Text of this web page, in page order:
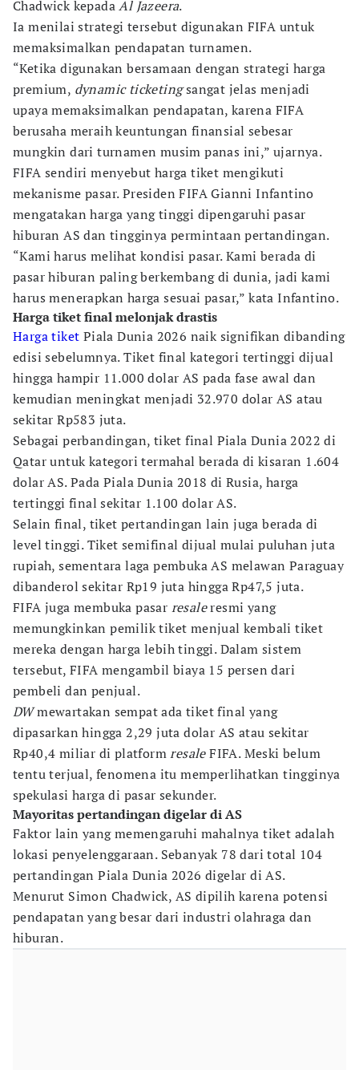
Chadwick kepadaAl Jazeera.
Ia menilai strategi tersebut digunakan FIFA untuk
memaksimalkan pendapatan turnamen.
“Ketika digunakan bersamaan dengan strategi harga
premium, dynamic ticketingsangat jelas menjadi
upaya memaksimalkan pendapatan, karena FIFA
berusaha meraih keuntungan finansial sebesar
mungkin dari turnamen musim panas ini,” ujarnya.
FIFA sendiri menyebut harga tiket mengikuti
mekanisme pasar. Presiden FIFA Gianni Infantino
mengatakan harga yang tinggi dipengaruhi pasar
hiburan AS dan tingginya permintaan pertandingan.
“Kami harus melihat kondisi pasar. Kami berada di
pasar hiburan paling berkembang di dunia, jadi kami
harus menerapkan harga sesuai pasar,” kata Infantino.
Harga tiket final melonjak drastis
Harga tiket Piala Dunia 2026 naik signifikan dibanding
edisi sebelumnya. Tiket final kategori tertinggi dijual
hingga hampir 11.000 dolar AS pada fase awal dan
kemudian meningkat menjadi 32.970 dolar AS atau
sekitar Rp583 juta.
Sebagai perbandingan, tiket final Piala Dunia 2022 di
Qatar untuk kategori termahal berada di kisaran 1.604
dolar AS. Pada Piala Dunia 2018 di Rusia, harga
tertinggi final sekitar 1.100 dolar AS.
Selain final, tiket pertandingan lain juga berada di
level tinggi. Tiket semifinal dijual mulai puluhan juta
rupiah, sementara laga pembuka AS melawan Paraguay
dibanderol sekitar Rp19 juta hingga Rp47,5 juta.
FIFA juga membuka pasar resaleresmi yang
memungkinkan pemilik tiket menjual kembali tiket
mereka dengan harga lebih tinggi. Dalam sistem
tersebut, FIFA mengambil biaya 15 persen dari
pembeli dan penjual.
DWmewartakan sempat ada tiket final yang
dipasarkan hingga 2,29 juta dolar AS atau sekitar
Rp40,4 miliar di platformresaleFIFA. Meski belum
tentu terjual, fenomena itu memperlihatkan tingginya
spekulasi harga di pasar sekunder.
Mayoritas pertandingan digelar di AS
Faktor lain yang memengaruhi mahalnya tiket adalah
lokasi penyelenggaraan. Sebanyak 78 dari total 104
pertandingan Piala Dunia 2026 digelar di AS.
Menurut Simon Chadwick, AS dipilih karena potensi
pendapatan yang besar dari industri olahraga dan
hiburan.